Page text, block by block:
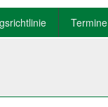
Termine